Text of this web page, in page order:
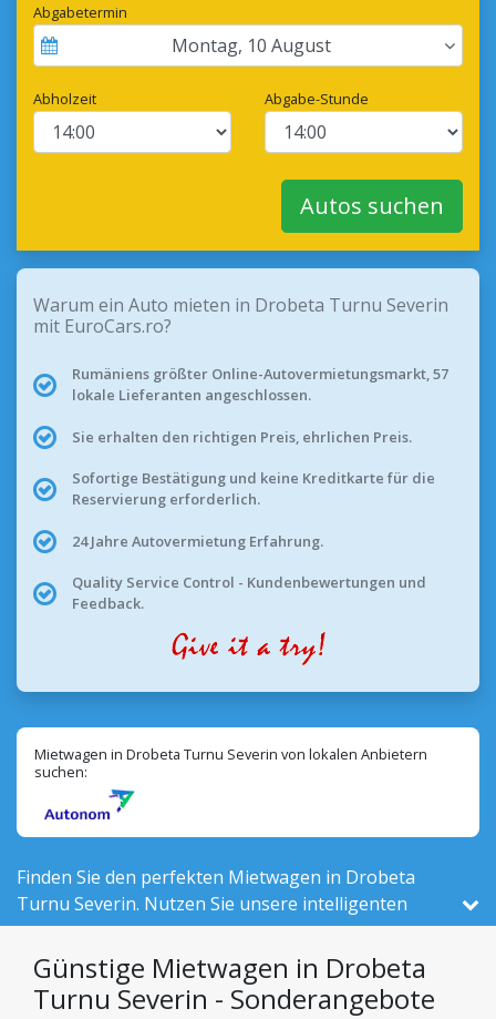
Abgabetermin
Montag, 10 August
Abholzeit Abgabe-Stunde
Autos suchen
Warum ein Auto mieten in Drobeta Turnu Severin
mit EuroCars.ro?
Rumäniens größter Online-Autovermietungsmarkt, 57
lokale Lieferanten angeschlossen.
Sie erhalten den richtigen Preis, ehrlichen Preis.
Sofortige Bestätigung und keine Kreditkarte für die
Reservierung erforderlich.
24 Jahre Autovermietung Erfahrung.
Quality Service Control - Kundenbewertungen und
Feedback.
Mietwagen in Drobeta Turnu Severin von lokalen Anbietern
suchen:
Finden Sie den perfekten Mietwagen in Drobeta
Turnu Severin. Nutzen Sie unsere intelligenten
Filter, um 37 aktive Fahrzeuge vor Ort – von
insgesamt 524 in Rumänien – von 1 lokalen
Anbietern zu vergleichen.
Günstige Mietwagen in Drobeta
Turnu Severin - Sonderangebote